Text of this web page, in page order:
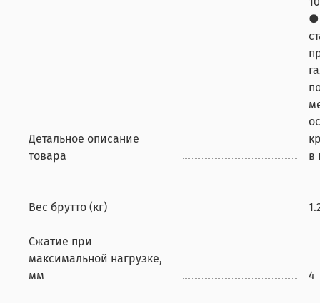
Детальное описание
товара
●
в
Вес брутто (кг)
Сжатие при
максимальной нагрузке,
мм
4